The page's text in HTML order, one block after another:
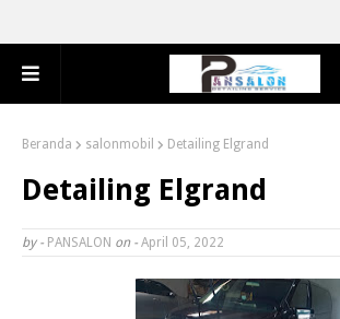
Beranda salonmobil Detailing Elgrand
Detailing Elgrand
by - PANSALON on - April 05, 2022